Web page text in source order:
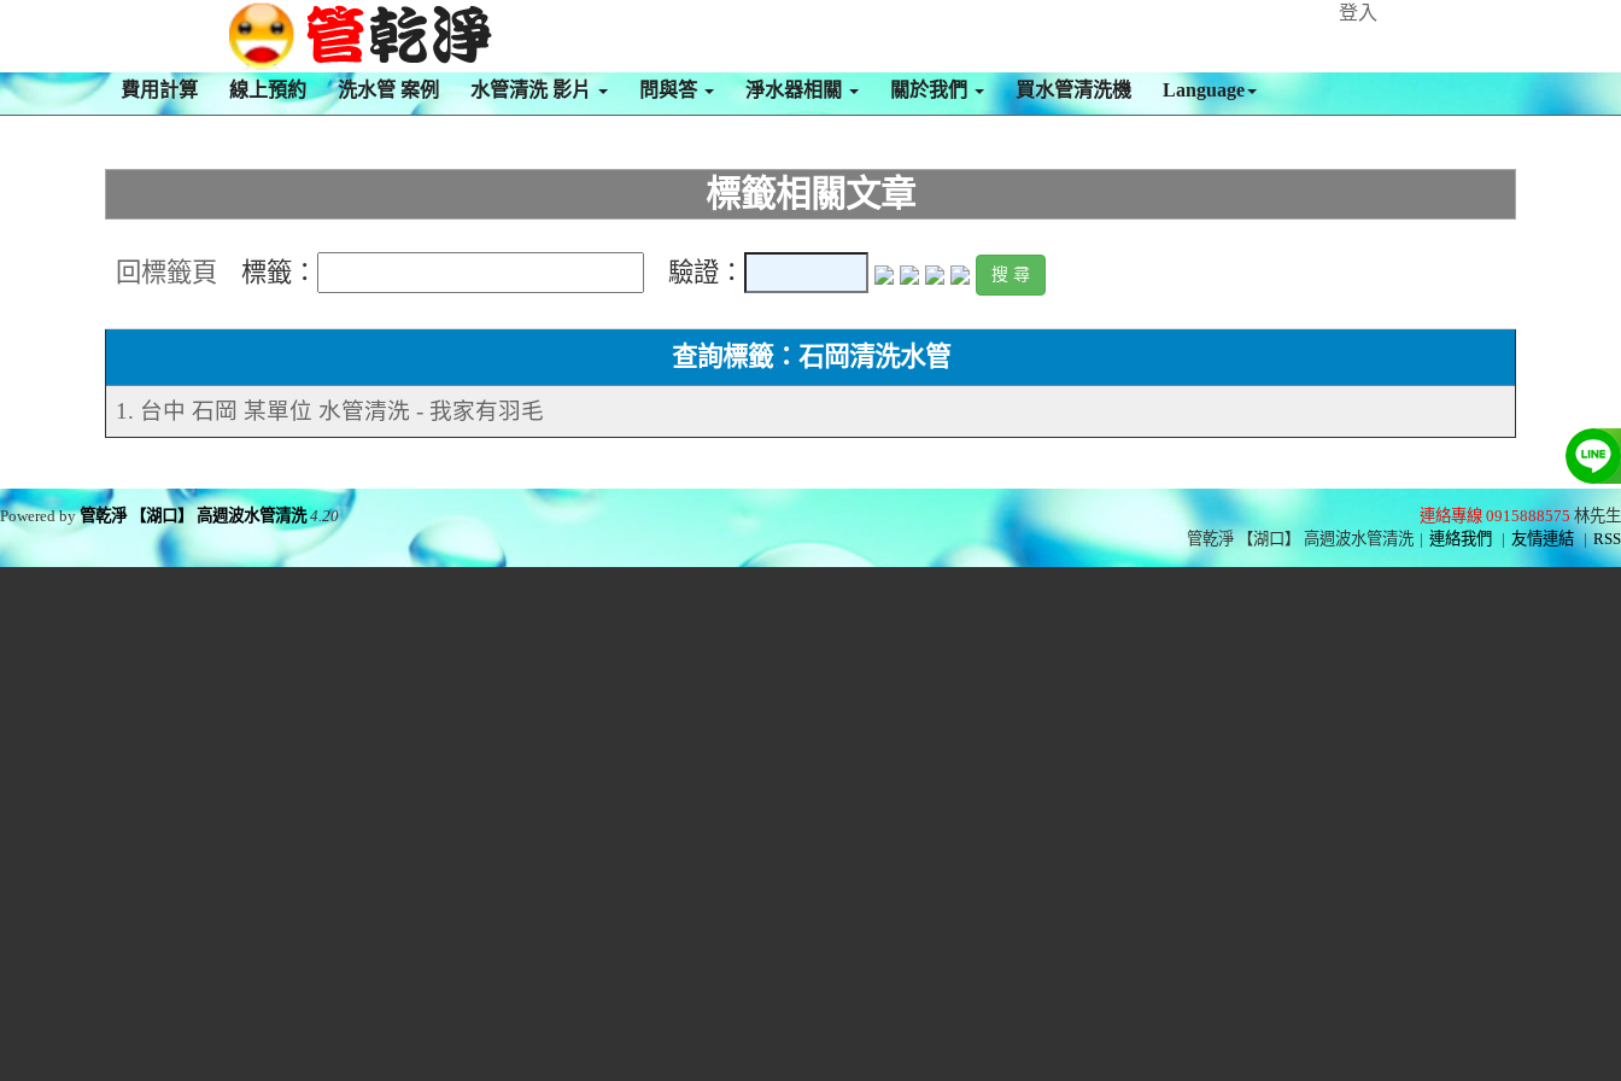
登入
費用計算 線上預約 洗水管 案例 水管清洗 影片 問與答 淨水器相關 關於我們 買水管清洗機 Language
標籤相關文章
回標籤頁 標籤： 驗證：
查詢標籤：石岡清洗水管
1. 台中 石岡 某單位 水管清洗 - 我家有羽毛
連絡專線 0915888575 林先生
管乾淨 【湖口】 高週波水管清洗 | 連絡我們 | 友情連結 | RSS
Powered by管乾淨 【湖口】 高週波水管清洗 4.20